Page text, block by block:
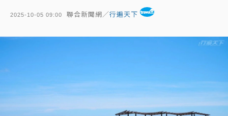
2025-10-05 09:00 聯合新聞網／行遍天下